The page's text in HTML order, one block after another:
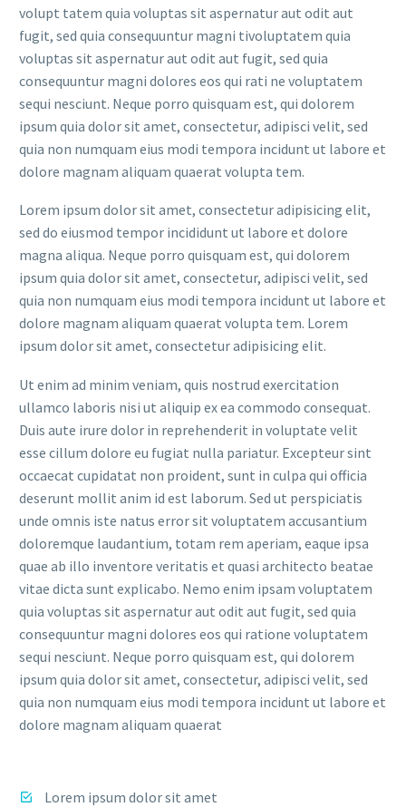
volupt tatem quia voluptas sit aspernatur aut odit aut
fugit, sed quia consequuntur magni tivoluptatem quia
voluptas sit aspernatur aut odit aut fugit, sed quia
consequuntur magni dolores eos qui rati ne voluptatem
sequi nesciunt. Neque porro quisquam est, qui dolorem
ipsum quia dolor sit amet, consectetur, adipisci velit, sed
quia non numquam eius modi tempora incidunt ut labore et
dolore magnam aliquam quaerat volupta tem.
Lorem ipsum dolor sit amet, consectetur adipisicing elit,
sed do eiusmod tempor incididunt ut labore et dolore
magna aliqua. Neque porro quisquam est, qui dolorem
ipsum quia dolor sit amet, consectetur, adipisci velit, sed
quia non numquam eius modi tempora incidunt ut labore et
dolore magnam aliquam quaerat volupta tem. Lorem
ipsum dolor sit amet, consectetur adipisicing elit.
Ut enim ad minim veniam, quis nostrud exercitation
ullamco laboris nisi ut aliquip ex ea commodo consequat.
Duis aute irure dolor in reprehenderit in voluptate velit
esse cillum dolore eu fugiat nulla pariatur. Excepteur sint
occaecat cupidatat non proident, sunt in culpa qui officia
deserunt mollit anim id est laborum. Sed ut perspiciatis
unde omnis iste natus error sit voluptatem accusantium
doloremque laudantium, totam rem aperiam, eaque ipsa
quae ab illo inventore veritatis et quasi architecto beatae
vitae dicta sunt explicabo. Nemo enim ipsam voluptatem
quia voluptas sit aspernatur aut odit aut fugit, sed quia
consequuntur magni dolores eos qui ratione voluptatem
sequi nesciunt. Neque porro quisquam est, qui dolorem
ipsum quia dolor sit amet, consectetur, adipisci velit, sed
quia non numquam eius modi tempora incidunt ut labore et
dolore magnam aliquam quaerat
Lorem ipsum dolor sit amet